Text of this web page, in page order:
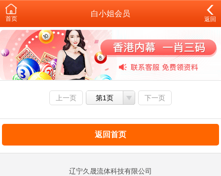
首页
白小姐会员
返回
上一页 第1页 下一页
返回首页
辽宁久晟流体科技有限公司